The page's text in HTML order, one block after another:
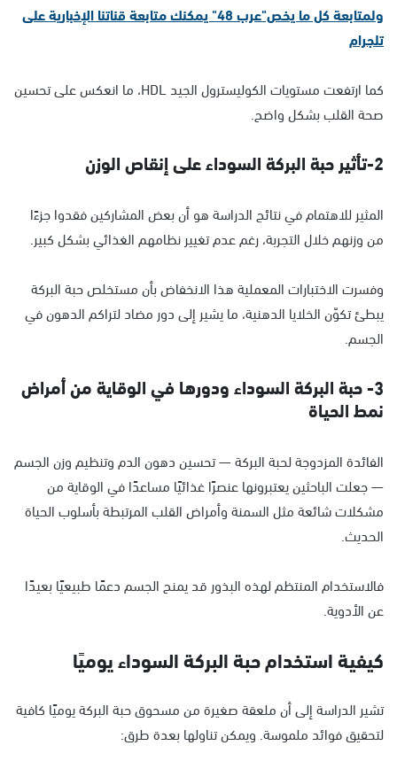
ولمتابعة كل ما يخص"عرب 48" يمكنك متابعة قناتنا الإخبارية على
تلجرام
كما ارتفعت مستويات الكوليسترول الجيد HDL، ما انعكس على تحسين
صحة القلب بشكل واضح.
2-تأثير حبة البركة السوداء على إنقاص الوزن
المثير للاهتمام في نتائج الدراسة هو أن بعض المشاركين فقدوا جزءًا
من وزنهم خلال التجربة، رغم عدم تغيير نظامهم الغذائي بشكل كبير.
وفسرت الاختبارات المعملية هذا الانخفاض بأن مستخلص حبة البركة
يبطئ تكوّن الخلايا الدهنية، ما يشير إلى دور مضاد لتراكم الدهون في
الجسم.
3- حبة البركة السوداء ودورها في الوقاية من أمراض
نمط الحياة
الفائدة المزدوجة لحبة البركة — تحسين دهون الدم وتنظيم وزن الجسم
— جعلت الباحثين يعتبرونها عنصرًا غذائيًا مساعدًا في الوقاية من
مشكلات شائعة مثل السمنة وأمراض القلب المرتبطة بأسلوب الحياة
الحديث.
فالاستخدام المنتظم لهذه البذور قد يمنح الجسم دعمًا طبيعيًا بعيدًا
عن الأدوية.
كيفية استخدام حبة البركة السوداء يوميًا
تشير الدراسة إلى أن ملعقة صغيرة من مسحوق حبة البركة يوميًا كافية
لتحقيق فوائد ملموسة. ويمكن تناولها بعدة طرق: